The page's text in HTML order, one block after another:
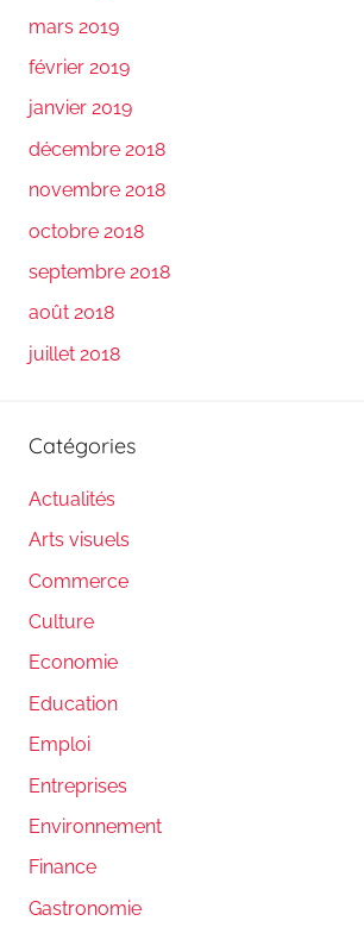
mars 2019
février 2019
janvier 2019
décembre 2018
novembre 2018
octobre 2018
septembre 2018
août 2018
juillet 2018
Catégories
Actualités
Arts visuels
Commerce
Culture
Economie
Education
Emploi
Entreprises
Environnement
Finance
Gastronomie